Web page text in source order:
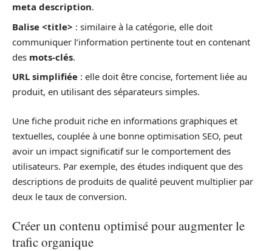
meta description.
Balise <title> : similaire à la catégorie, elle doit
communiquer l’information pertinente tout en contenant
des mots-clés.
URL simplifiée : elle doit être concise, fortement liée au
produit, en utilisant des séparateurs simples.
Une fiche produit riche en informations graphiques et
textuelles, couplée à une bonne optimisation SEO, peut
avoir un impact significatif sur le comportement des
utilisateurs. Par exemple, des études indiquent que des
descriptions de produits de qualité peuvent multiplier par
deux le taux de conversion.
Créer un contenu optimisé pour augmenter le
trafic organique